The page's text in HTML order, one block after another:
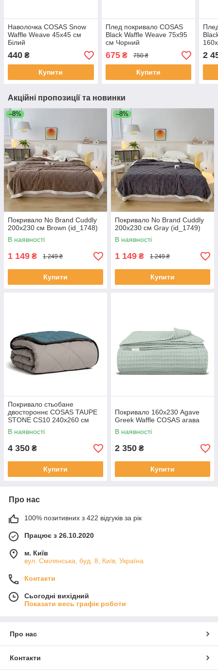
Наволочка COSAS Snow
Waffle Weave 45х45 см
Білий
440 ₴
Купити
Плед покривало COSAS
Black Waffle Weave 75x95
см Чорний
675₴ 750 ₴
Купити
2
Акційні пропозиції та новинки
–8%
Покривало No Brand Cuddly
200х230 см Brown (id_1748)
В наявності
1 149 ₴ 1 249 ₴
Купити
–8%
Покривало No Brand Cuddly
200х230 см Gray (id_1749)
В наявності
1 149 ₴ 1 249 ₴
Купити
Покривало стьобане
двостороннє COSAS TAUPE
STONE CS10 240x260 см
Бежево-блакитний
В наявності
4 350 ₴
Купити
Покривало 160х230 Agave
Greek Waffle COSAS агава
В наявності
2 350 ₴
Купити
Про нас
100% позитивних з 422 відгуків за рік
Працює з 26.10.2020
м. Київ
вул. Смілянська, буд. 8, Київ, Україна
Контакти
Сьогодні вихідний
Показати весь графік роботи
Про нас
Контакти